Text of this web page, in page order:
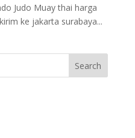
Judo Muay thai harga
ke jakarta surabaya...